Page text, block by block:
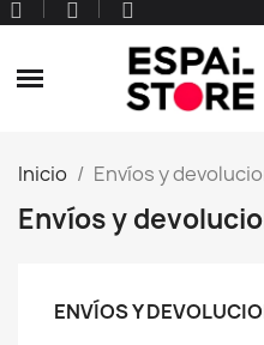
Inicio Envíos y
Envíos y
ENVÍOS Y